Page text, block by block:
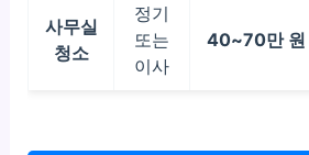
사무실
청소
정기
또는
이사
40~70만 원